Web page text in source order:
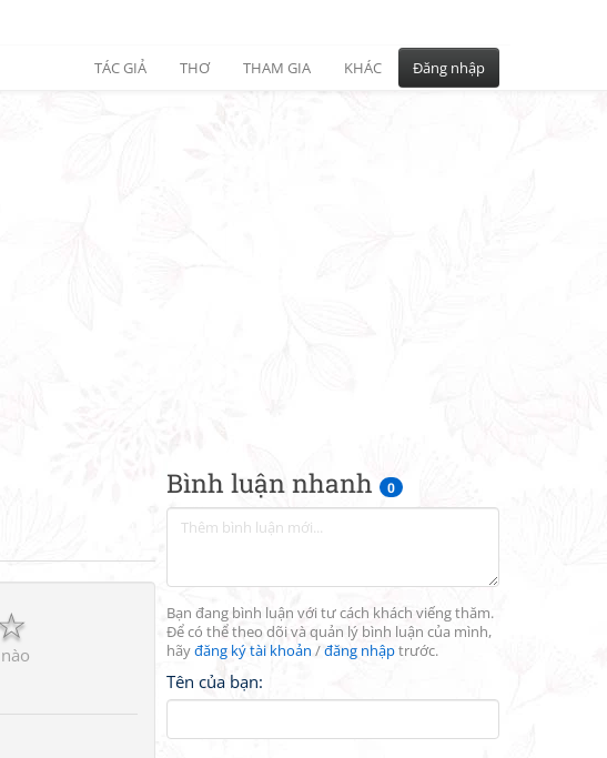
TÁC GIẢ THƠ THAM GIA KHÁC Đăng nhập
Bình luận nhanh 0
Bạn đang bình luận với tư cách khách viếng thăm.
Để có thể theo dõi và quản lý bình luận của mình,
hãyđăng ký tài khoản /đăng nhậptrước.
Tên của bạn:
☆